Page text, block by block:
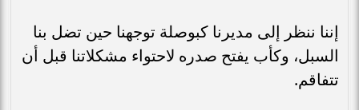
إننا ننظر إلى مديرنا كبوصلة توجهنا حين تضل بنا
السبل، وكأب يفتح صدره لاحتواء مشكلاتنا قبل أن
تتفاقم.